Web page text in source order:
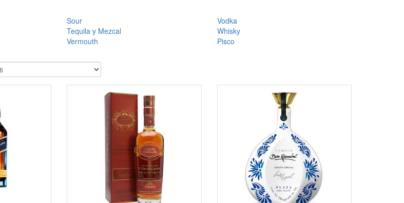
Sour
Tequila y Mezcal
Vermouth
Vodka
Whisky
Pisco